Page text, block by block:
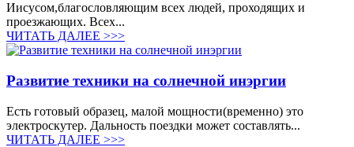
Иисусом,благословляющим всех людей, проходящих и
проезжающих. Всех...
ЧИТАТЬ ДАЛЕЕ >>>
Развитие техники на солнечной инэргии
Есть готовый образец, малой мощности(временно) это
электроскутер. Дальность поездки может составлять...
ЧИТАТЬ ДАЛЕЕ >>>